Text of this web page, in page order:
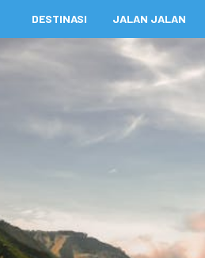
DESTINASI JALAN JALAN